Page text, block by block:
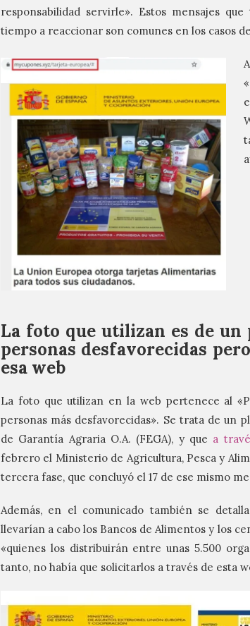
responsabilidad servirle». Estos mensajes
tiempo a reaccionar son comunes en los casos de
La foto que utilizan es de un
personas desfavorecidas
esa web
La foto que utilizan en la web pertenece al
personas más desfavorecidas». Se trata de un
de Garantía Agraria O.A. (FEGA), y que a
febrero el Ministerio de Agricultura, Pesca y
tercera fase, que concluyó el 17 de ese mismo
Además, en el comunicado también se
llevarían a cabo los Bancos de Alimentos y los
«quienes los distribuirán entre unas 5.500
tanto, no había que solicitarlos a través de esta